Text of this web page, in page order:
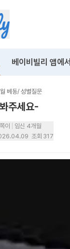
베이비빌리 앱에서
베동/ 성별질문
주세요-
이
임신 4개월
조회 317